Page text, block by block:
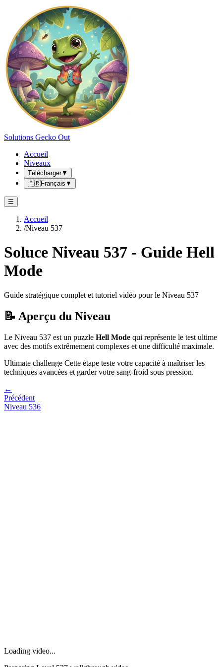
Solutions Gecko Out
Accueil
Niveaux
Télécharger▼
🇫🇷Français ▼
☰
Accueil
/Niveau 537
Soluce Niveau 537 - Guide Hell
Mode
Guide stratégique complet et tutoriel vidéo pour le Niveau 537
📝 Aperçu du Niveau
Le Niveau 537 est un puzzle Hell Mode qui représente le test ultime
avec des motifs extrêmement complexes et une difficulté maximale.
Ultimate challenge Cette étape teste votre capacité à maîtriser les
techniques avancées et garder votre sang-froid sous pression.
←
Précédent
Niveau 536
Loading video...